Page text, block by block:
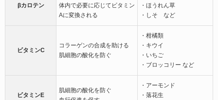
βカロテン
体内で必要に応じてビタミン
Aに変換される
・ほうれん草
・しそ など
ビタミンC
コラーゲンの合成を助ける
肌細胞の酸化を防ぐ
・柑橘類
・キウイ
・いちご
・ブロッコリー など
ビタミンE
肌細胞の酸化を防ぐ
・アーモンド
・落花生